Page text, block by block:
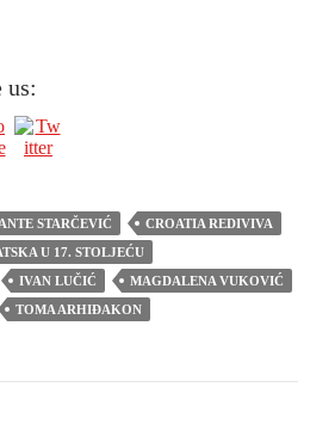
us:
ANTE STARČEVIĆ
CROATIA REDIVIVA
U 17. STOLJEĆU
IVAN LUČIĆ
MAGDALENA VUKOVIĆ
TOMA ARHIĐAKON